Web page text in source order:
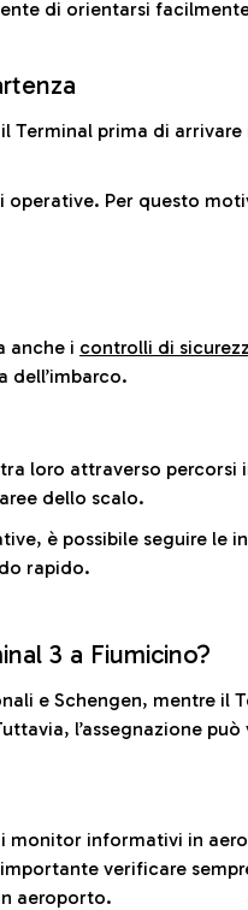
di orientarsi
Terminal prima di
operative. Per questo
anche i controlli di
dell’imbarco.
loro attraverso percorsi
dello scalo.
è possibile seguire le
rapido.
3 a Fiumicino?
e Schengen, mentre il
l’assegnazione può
monitor informativi in
verificare
aeroporto.